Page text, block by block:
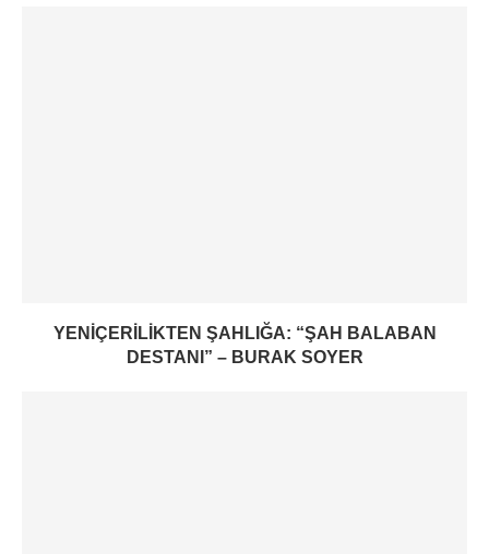
YENIÇERILIKTEN ŞAHLIĞA: “ŞAH BALABAN
DESTANI” – BURAK SOYER